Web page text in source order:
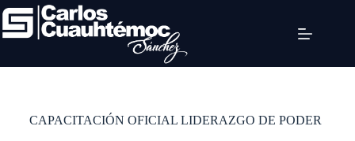
CAPACITACIÓN OFICIAL LIDERAZGO DE PODER